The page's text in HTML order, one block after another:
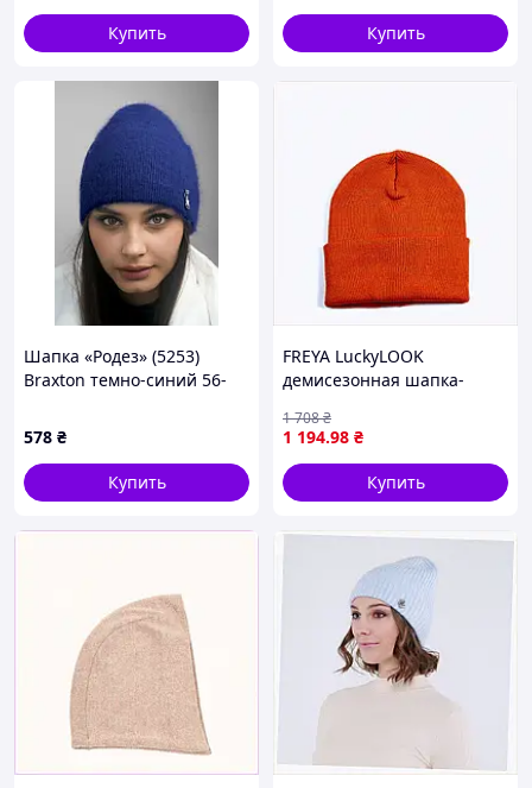
Купить
Купить
Шапка «Родез» (5253)
Braxton темно-синий 56-
578 ₴
Купить
FREYA LuckyLOOK
демисезонная шапка-
8778XB05M2
1 194.98 ₴
1 708₴
Купить